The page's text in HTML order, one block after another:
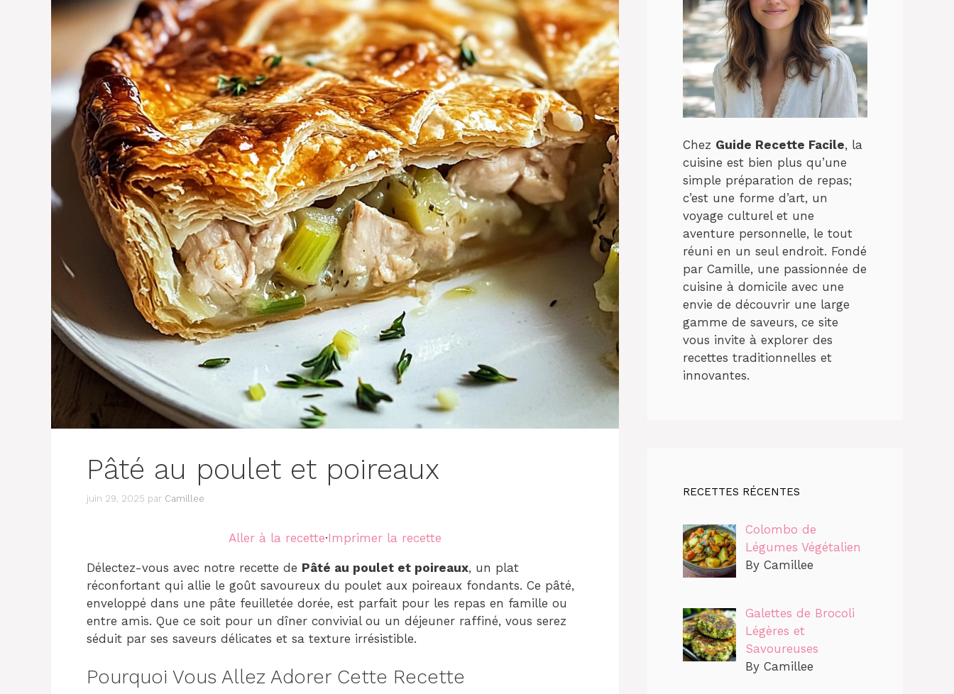
Pâté au poulet et poireaux
juin 29, 2025 par Camillee
Aller à la recette·Imprimer la recette
Délectez-vous avec notre recette de Pâté au poulet et poireaux, un plat
réconfortant qui allie le goût savoureux du poulet aux poireaux fondants. Ce pâté,
enveloppé dans une pâte feuilletée dorée, est parfait pour les repas en famille ou
entre amis. Que ce soit pour un dîner convivial ou un déjeuner raffiné, vous serez
séduit par ses saveurs délicates et sa texture irrésistible.
Pourquoi Vous Allez Adorer Cette Recette
Chez Guide Recette Facile, la
cuisine est bien plus qu’une
simple préparation de repas;
c’est une forme d’art, un
voyage culturel et une
aventure personnelle, le tout
réuni en un seul endroit. Fondé
par Camille, une passionnée de
cuisine à domicile avec une
envie de découvrir une large
gamme de saveurs, ce site
vous invite à explorer des
recettes traditionnelles et
innovantes.
RECETTES RÉCENTES
Colombo de
Légumes Végétalien
By Camillee
Galettes de Brocoli
Légères et
Savoureuses
By Camillee